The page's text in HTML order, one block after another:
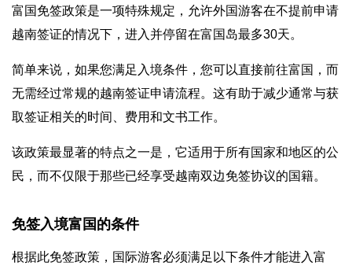
富国免签政策是一项特殊规定，允许外国游客在不提前申请
越南签证的情况下，进入并停留在富国岛最多30天。
简单来说，如果您满足入境条件，您可以直接前往富国，而
无需经过常规的越南签证申请流程。这有助于减少通常与获
取签证相关的时间、费用和文书工作。
该政策最显著的特点之一是，它适用于所有国家和地区的公
民，而不仅限于那些已经享受越南双边免签协议的国籍。
免签入境富国的条件
根据此免签政策，国际游客必须满足以下条件才能进入富